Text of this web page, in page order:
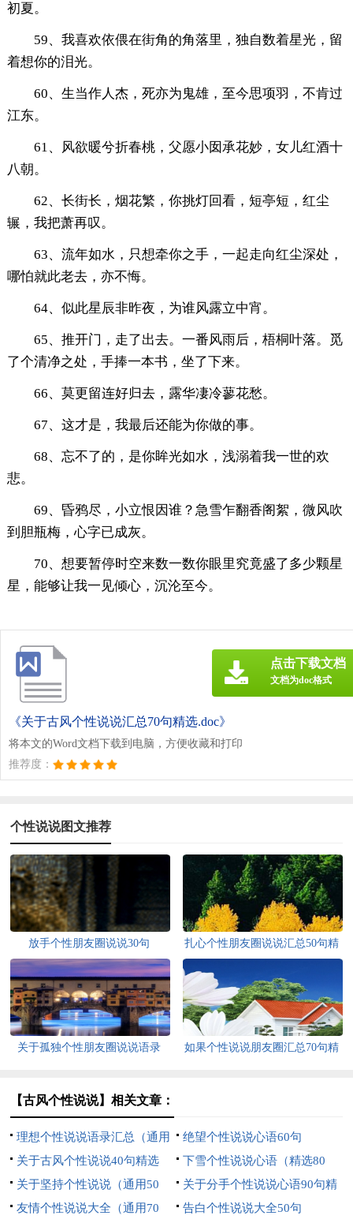
初夏。
59、我喜欢依偎在街角的角落里，独自数着星光，留
着想你的泪光。
60、生当作人杰，死亦为鬼雄，至今思项羽，不肯过
江东。
61、风欲暖兮折春桃，父愿小囡承花妙，女儿红酒十
八朝。
62、长街长，烟花繁，你挑灯回看，短亭短，红尘
辗，我把萧再叹。
63、流年如水，只想牵你之手，一起走向红尘深处，
哪怕就此老去，亦不悔。
64、似此星辰非昨夜，为谁风露立中宵。
65、推开门，走了出去。一番风雨后，梧桐叶落。觅
了个清净之处，手捧一本书，坐了下来。
66、莫更留连好归去，露华凄冷蓼花愁。
67、这才是，我最后还能为你做的事。
68、忘不了的，是你眸光如水，浅溺着我一世的欢
悲。
69、昏鸦尽，小立恨因谁？急雪乍翻香阁絮，微风吹
到胆瓶梅，心字已成灰。
70、想要暂停时空来数一数你眼里究竟盛了多少颗星
星，能够让我一见倾心，沉沦至今。
《关于古风个性说说汇总70句精选.doc》
将本文的Word文档下载到电脑，方便收藏和打印
推荐度：
点击下载文档
文档为doc格式
个性说说图文推荐
放手个性朋友圈说说30句
扎心个性朋友圈说说汇总50句精
关于孤独个性朋友圈说说语录
如果个性说说朋友圈汇总70句精
【古风个性说说】相关文章：
理想个性说说语录汇总（通用
50句）
绝望个性说说心语60句
关于古风个性说说40句精选
下雪个性说说心语（精选80
句）
关于坚持个性说说（通用50
句）
关于分手个性说说心语90句精
选
友情个性说说大全（通用70 告白个性说说大全50句